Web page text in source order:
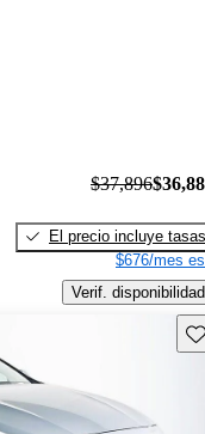
$37,896
El precio incluye tasas
$676/mes
Verif. disponibilidad